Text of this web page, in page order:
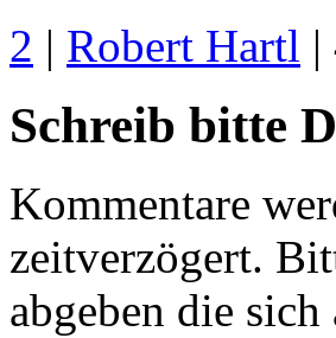
2 | Robert Hartl
Schreib bitte
Kommentare
zeitverzögert.
abgeben die